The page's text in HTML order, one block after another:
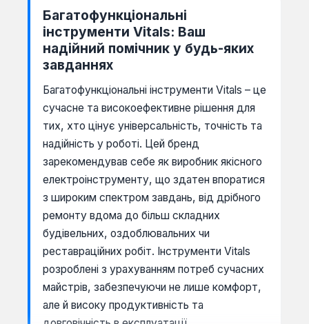
Багатофункціональні
інструменти Vitals: Ваш
надійний помічник у будь-яких
завданнях
Багатофункціональні інструменти Vitals – це
сучасне та високоефективне рішення для
тих, хто цінує універсальність, точність та
надійність у роботі. Цей бренд
зарекомендував себе як виробник якісного
електроінструменту, що здатен впоратися
з широким спектром завдань, від дрібного
ремонту вдома до більш складних
будівельних, оздоблювальних чи
реставраційних робіт. Інструменти Vitals
розроблені з урахуванням потреб сучасних
майстрів, забезпечуючи не лише комфорт,
але й високу продуктивність та